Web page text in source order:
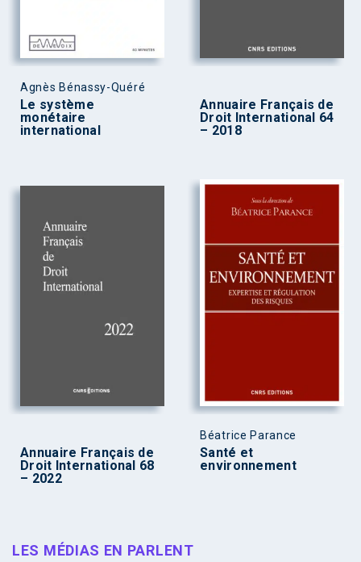
Agnès Bénassy-Quéré
Le système
monétaire
international
Annuaire Français de
Droit International 64
– 2018
Annuaire Français de
Droit International 68
– 2022
Béatrice Parance
Santé et
environnement
LES MÉDIAS EN PARLENT